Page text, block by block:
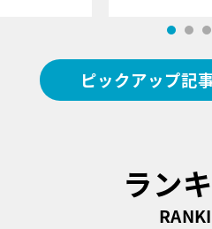
ピックアップ記
ラン